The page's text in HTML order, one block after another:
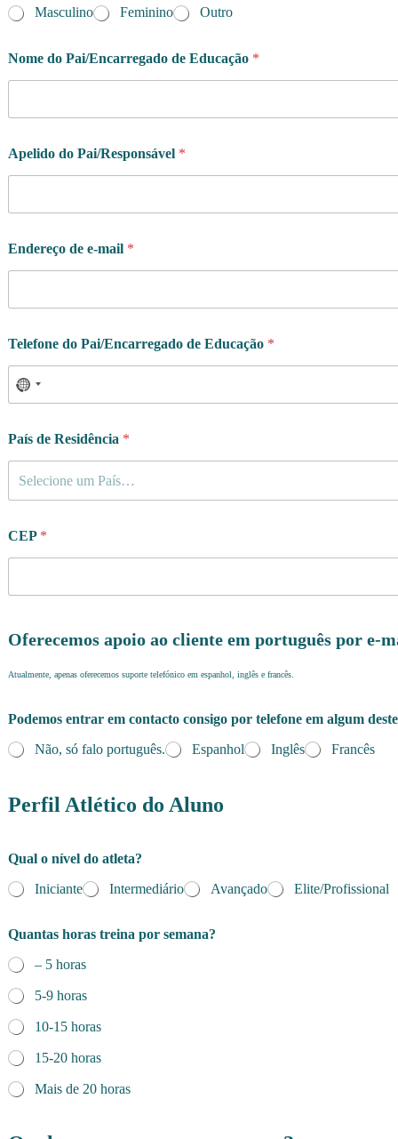
Masculino
Feminino Outro
Nome do Pai/Encarregado de Educação *
Apelido do Pai/Responsável *
Endereço de e-mail *
Telefone do Pai/Encarregado de Educação *
País de Residência *
Selecione um País…
CEP *
Oferecemos apoio ao cliente em português por e-
Atualmente, apenas oferecemos suporte telefónico em espanhol, inglês e francês.
Podemos entrar em contacto consigo por telefone em algum
Não, só falo português.
Espanhol Inglês Francês
-
m
l
N
o
e
e
a
n
a
?
Perfil Atlético do Aluno
Qual o nível do atleta?
Iniciante
Intermediário Avançado Elite/Profissional
Quantas horas treina por semana?
– 5 horas
5-9 horas
10-15 horas
15-20 horas
Mais de 20 horas